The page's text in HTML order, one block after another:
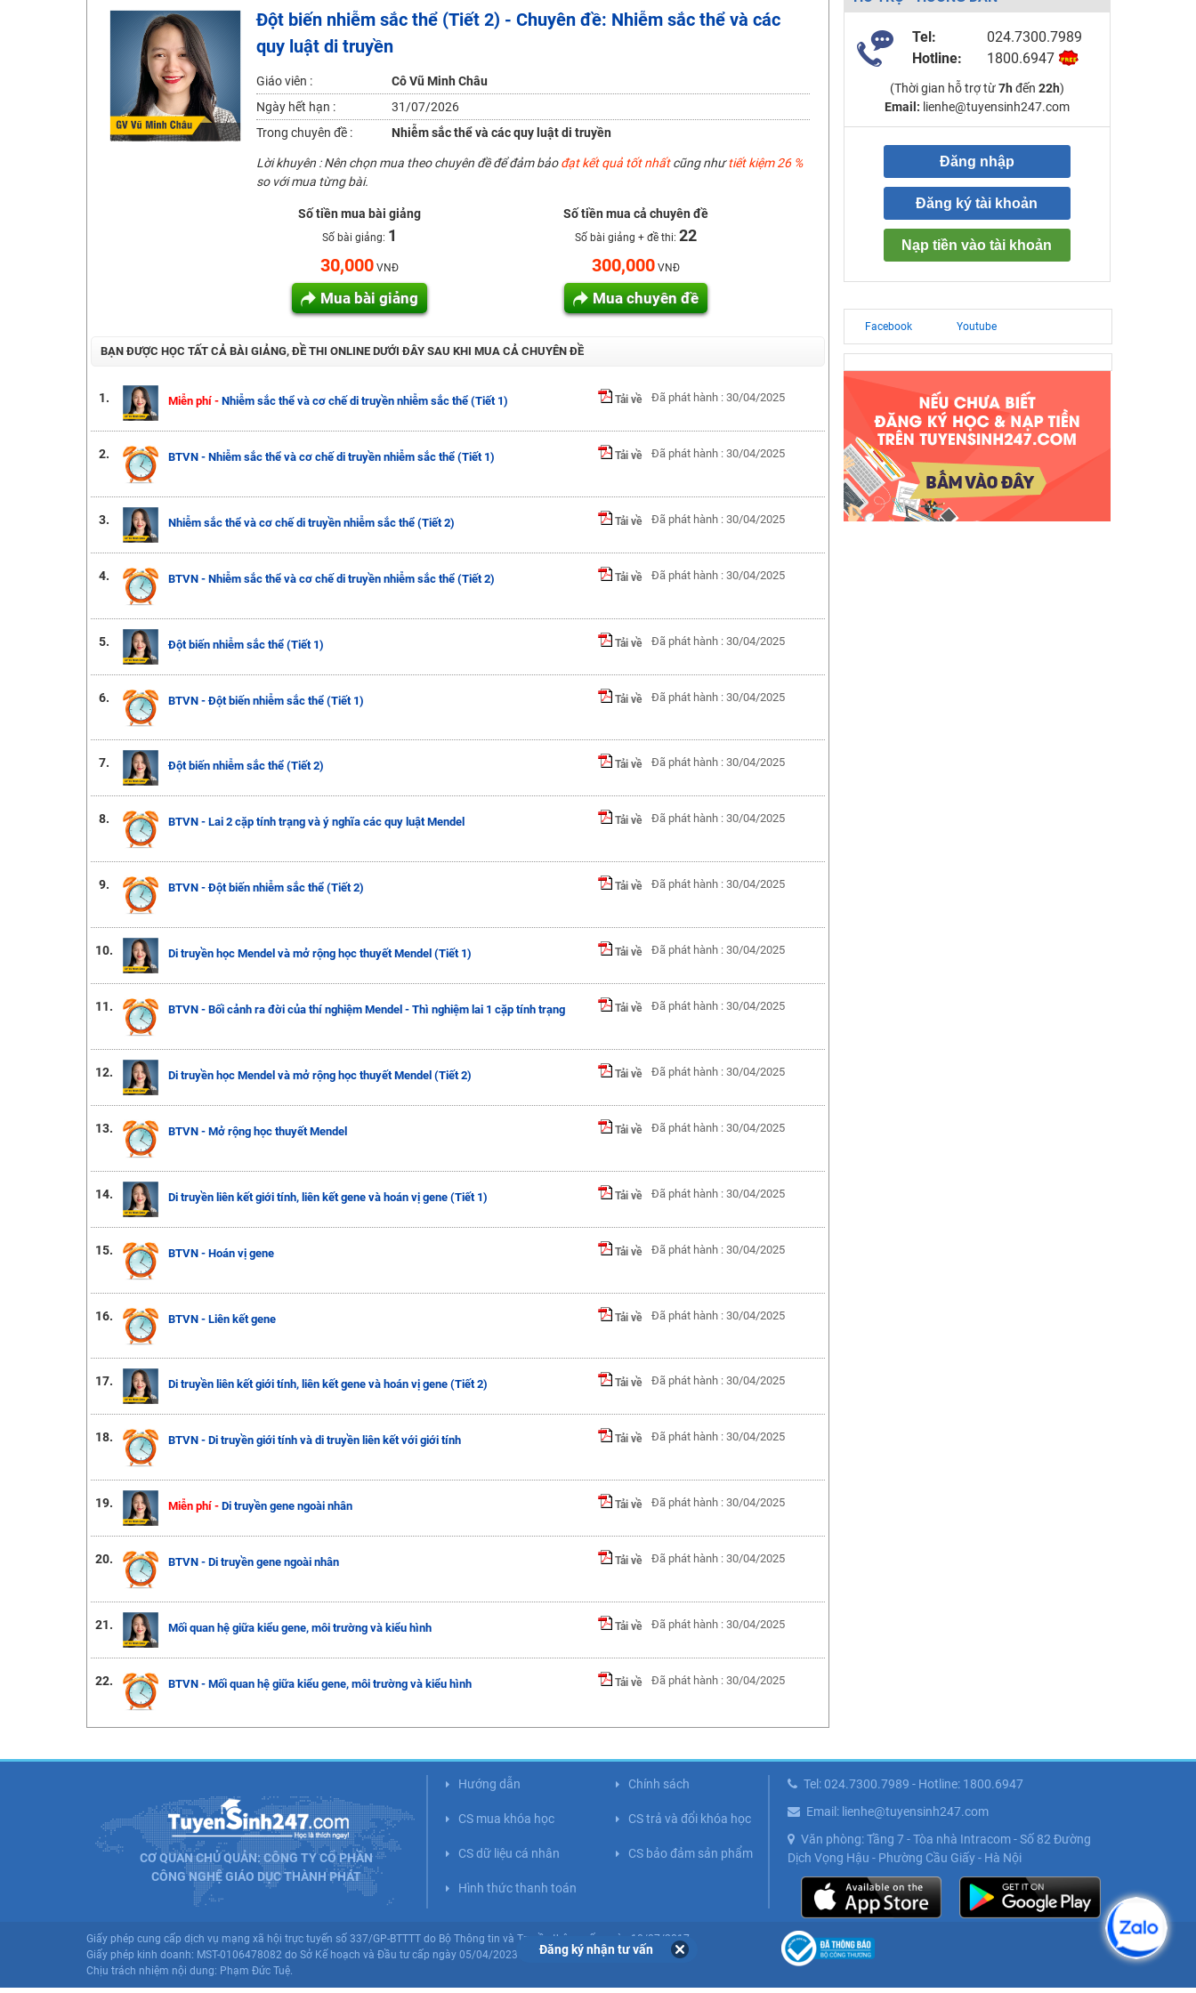
2K6! Lộ Trình Sun 2024 - Ba bước luyện thi TN THPT - ĐH ít nhất 25 điểm
Hot! Lễ hội đồng giá 449K - 499K toàn bộ khoá học tại Tuyensinh247 (Từ 16-18/07/2025)
Khuyến Mãi Khoá Học 1K Chỉ Từ 11-13/09/2024
Đồng giá khóa học 499K - 399K (13/11-15/11)
Khai giảng các khóa lớp 9 Toán - Lý - Hóa - Văn - Anh năm 2018
Luyện thi vào lớp 10 môn Toán, Văn, Hóa, Anh, Lý với giáo viên giỏi và nổi tiếng
Đột biến nhiễm sắc thể (Tiết 2) - Chuyên đề: Nhiễm sắc thể và các
quy luật di truyền
Giáo viên :
Cô Vũ Minh Châu
Ngày hết hạn :
31/07/2026
Trong chuyên đề :
Nhiễm sắc thể và các quy luật di truyền
Lời khuyên : Nên chọn mua theo chuyên đề để đảm bảođạt kết quả tốt nhấtcũng nhưtiết kiệm 26 %
so với mua từng bài.
Số tiền mua bài giảng
Số bài giảng: 1
30,000VNĐ
Mua bài giảng
Số tiền mua cả chuyên đề
Số bài giảng + đề thi: 22
300,000 VNĐ
Mua chuyên đề
BẠN ĐƯỢC HỌC TẤT CẢ BÀI GIẢNG, ĐỀ THI ONLINE DƯỚI ĐÂY SAU KHI MUA CẢ CHUYÊN ĐỀ
1. Miễn phí - Nhiễm sắc thể và cơ chế di truyền nhiễm sắc thể (Tiết 1) Tải về Đã phát hành : 30/04/2025
2. BTVN - Nhiễm sắc thể và cơ chế di truyền nhiễm sắc thể (Tiết 1) Tải về Đã phát hành : 30/04/2025
3. Nhiễm sắc thể và cơ chế di truyền nhiễm sắc thể (Tiết 2) Tải về Đã phát hành : 30/04/2025
4. BTVN - Nhiễm sắc thể và cơ chế di truyền nhiễm sắc thể (Tiết 2) Tải về Đã phát hành : 30/04/2025
5. Đột biến nhiễm sắc thể (Tiết 1) Tải về Đã phát hành : 30/04/2025
6. BTVN - Đột biến nhiễm sắc thể (Tiết 1) Tải về Đã phát hành : 30/04/2025
7. Đột biến nhiễm sắc thể (Tiết 2) Tải về Đã phát hành : 30/04/2025
8. BTVN - Lai 2 cặp tính trạng và ý nghĩa các quy luật Mendel Tải về Đã phát hành : 30/04/2025
9. BTVN - Đột biến nhiễm sắc thể (Tiết 2) Tải về Đã phát hành : 30/04/2025
10. Di truyền học Mendel và mở rộng học thuyết Mendel (Tiết 1) Tải về Đã phát hành : 30/04/2025
11. BTVN - Bối cảnh ra đời của thí nghiệm Mendel - Thì nghiệm lai 1 cặp tính trạng Tải về Đã phát hành : 30/04/2025
12. Di truyền học Mendel và mở rộng học thuyết Mendel (Tiết 2) Tải về Đã phát hành : 30/04/2025
13. BTVN - Mở rộng học thuyết Mendel Tải về Đã phát hành : 30/04/2025
14. Di truyền liên kết giới tính, liên kết gene và hoán vị gene (Tiết 1) Tải về Đã phát hành : 30/04/2025
15. BTVN - Hoán vị gene Tải về Đã phát hành : 30/04/2025
16. BTVN - Liên kết gene Tải về Đã phát hành : 30/04/2025
17. Di truyền liên kết giới tính, liên kết gene và hoán vị gene (Tiết 2) Tải về Đã phát hành : 30/04/2025
18. BTVN - Di truyền giới tính và di truyền liên kết với giới tính Tải về Đã phát hành : 30/04/2025
19. Miễn phí - Di truyền gene ngoài nhân Tải về Đã phát hành : 30/04/2025
20. BTVN - Di truyền gene ngoài nhân Tải về Đã phát hành : 30/04/2025
21. Mối quan hệ giữa kiểu gene, môi trường và kiểu hình Tải về Đã phát hành : 30/04/2025
22. BTVN - Mối quan hệ giữa kiểu gene, môi trường và kiểu hình Tải về Đã phát hành : 30/04/2025
Tel:
024.7300.7989
Hotline:
1800.6947
(Thời gian hỗ trợ từ7h đến 22h)
Email: lienhe@tuyensinh247.com
Đăng nhập
Đăng ký tài khoản
Nạp tiền vào tài khoản
Facebook Youtube
Đăng ký nhận tư vấn
CƠ QUAN CHỦ QUẢN: CÔNG TY CỔ PHẦN
CÔNG NGHỆ GIÁO DỤC THÀNH PHÁT
Hướng dẫn Chính sách
CS mua khóa học CS trả và đổi khóa học
CS dữ liệu cá nhân CS bảo đảm sản phẩm
Hình thức thanh toán
Tel: 024.7300.7989 - Hotline: 1800.6947
Email: lienhe@tuyensinh247.com
Văn phòng: Tầng 7 - Tòa nhà Intracom - Số 82 Đường
Dịch Vọng Hậu - Phường Cầu Giấy - Hà Nội
Giấy phép cung cấp dịch vụ mạng xã hội trực tuyến số 337/GP-BTTTT do Bộ Thông tin và Truyền thông cấp ngày 10/07/2017.
Giấy phép kinh doanh: MST-0106478082 do Sở Kế hoạch và Đầu tư cấp ngày 05/04/2023 (Lần 5).
Chịu trách nhiệm nội dung: Phạm Đức Tuệ.